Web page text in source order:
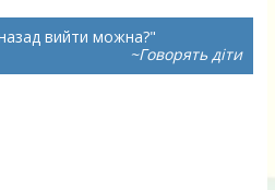
вийти можна?
~Говорять діти